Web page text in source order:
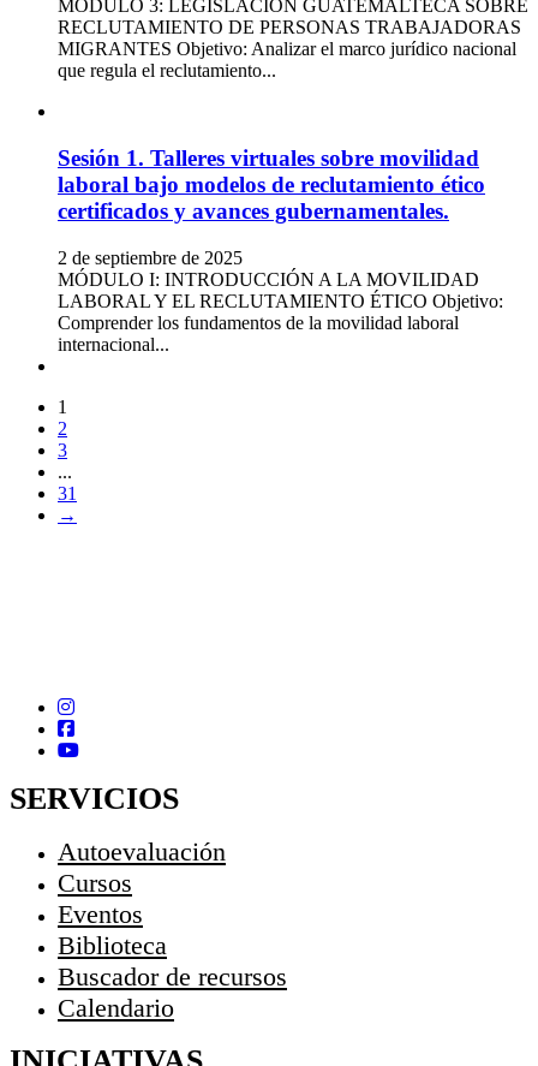
MÓDULO 3: LEGISLACIÓN GUATEMALTECA SOBRE
RECLUTAMIENTO DE PERSONAS TRABAJADORAS
MIGRANTES Objetivo: Analizar el marco jurídico nacional
que regula el reclutamiento...
Sesión 1. Talleres virtuales sobre movilidad
laboral bajo modelos de reclutamiento ético
certificados y avances gubernamentales.
2 de septiembre de 2025
MÓDULO I: INTRODUCCIÓN A LA MOVILIDAD
LABORAL Y EL RECLUTAMIENTO ÉTICO Objetivo:
Comprender los fundamentos de la movilidad laboral
internacional...
1
2
3
...
31
→
SERVICIOS
Autoevaluación
Cursos
Eventos
Biblioteca
Buscador de recursos
Calendario